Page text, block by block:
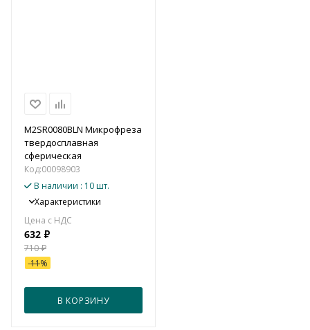
M2SR0080BLN Микрофреза
твердосплавная
сферическая
Код:00098903
В наличии : 10 шт.
Характеристики
632 ₽
710₽
-11%
В КОРЗИНУ